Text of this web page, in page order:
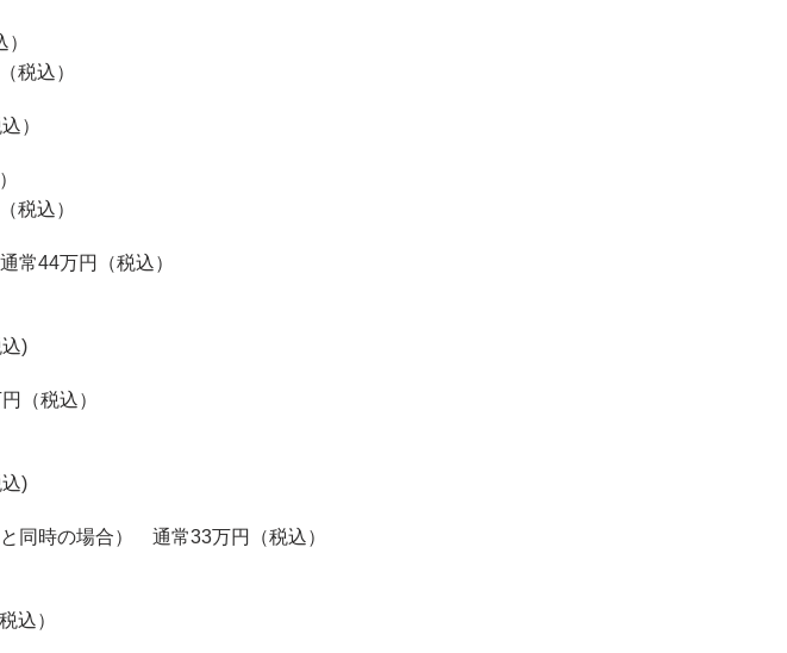
）
税込）
）
）
込）
常44万円（税込）
)
（税込）
)
同時の場合） 通常33万円（税込）
込）